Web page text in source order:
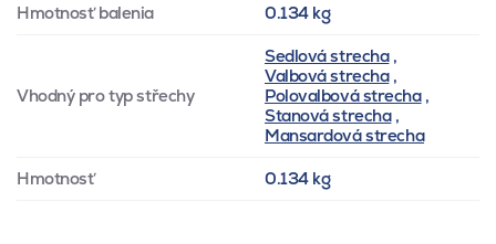
Hmotnosť balenia 0.134 kg
Vhodný pro typ střechy
Sedlová strecha,
Valbová strecha,
Polovalbová strecha,
Stanová strecha,
Mansardová strecha
Hmotnosť 0.134 kg